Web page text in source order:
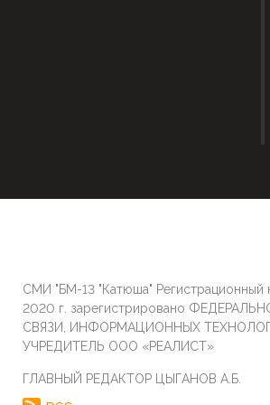
СМИ "БМ-13 "Катюша"
2020 г. зарегистрировано
СВЯЗИ, ИНФОРМАЦИОННЫХ
УЧРЕДИТЕЛЬ ООО «РЕАЛИСТ»
ГЛАВНЫЙ РЕДАКТОР ЦЫГАНОВ А.Б.